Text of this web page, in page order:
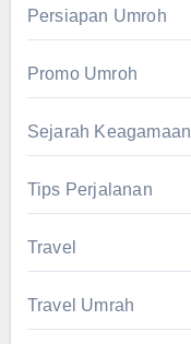
Persiapan Umroh
Promo Umroh
Sejarah Keagamaan
Tips Perjalanan
Travel
Travel Umrah